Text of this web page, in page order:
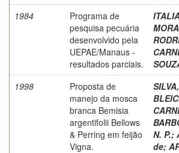
1984
Programa de
pesquisa pecuária
desenvolvido pela
UEPAE/Manaus -
resultados parciais.
1998
Proposta de
manejo da mosca
branca Bemisia
argentifolii Bellows
& Perring em feijão
Vigna.
N. P.;
de;